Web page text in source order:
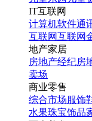
找相似
手机海报
IT互联网
计算机软件通
互联网互联网
地产家居
房地产经纪房
卖场
商业零售
综合市场服饰
水果珠宝饰品